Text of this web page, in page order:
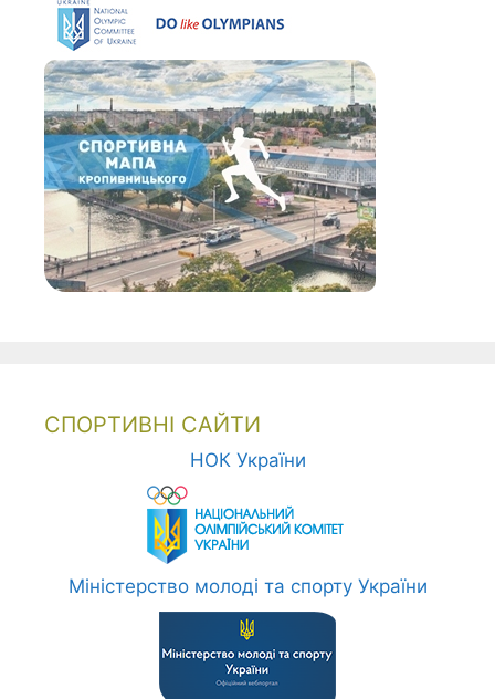
СПОРТИВНІ САЙТИ
НОК України
Міністерство молоді та спорту України